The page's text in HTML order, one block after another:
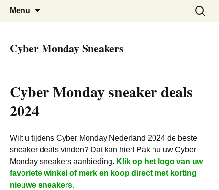
Cyber Monday Nederland
De beste Nederlandse Cyber Monday
Deals bij elkaar
Menu
Zoeken
naar:
Cyber Monday Sneakers
Cyber Monday sneaker deals
2024
Wilt u tijdens Cyber Monday Nederland 2024 de beste
sneaker deals vinden? Dat kan hier! Pak nu uw Cyber
Monday sneakers aanbieding. Klik op het logo van uw
favoriete winkel of merk en koop direct met korting
nieuwe sneakers.